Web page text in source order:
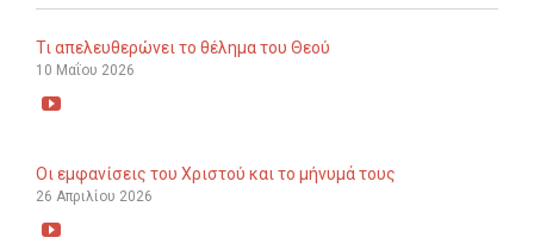
Τι απελευθερώνει το θέλημα του Θεού
10 Μαΐου 2026

Οι εμφανίσεις του Χριστού και το μήνυμά τους
26 Απριλίου 2026
